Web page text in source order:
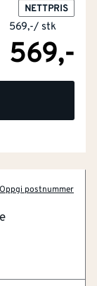
NETTPRIS
569,-/ stk
569,-
Oppgi postnummer